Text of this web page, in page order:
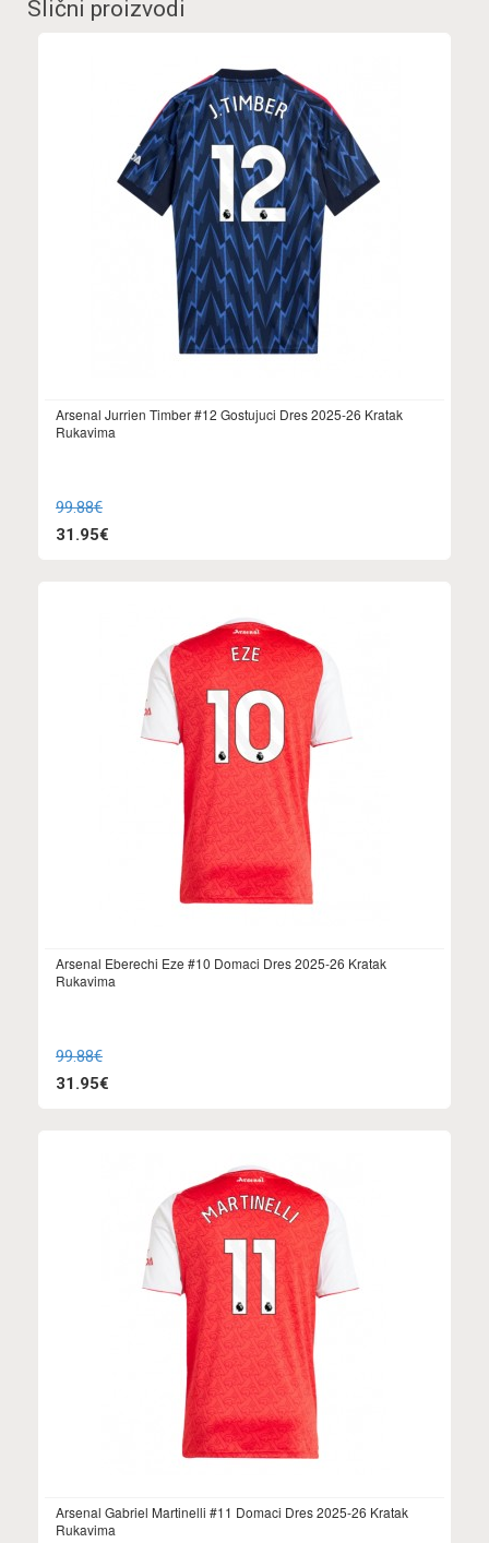
Slični proizvodi
Arsenal Jurrien Timber #12 Gostujuci Dres 2025-26 Kratak
Rukavima
99.88€
31.95€
Arsenal Eberechi Eze #10 Domaci Dres 2025-26 Kratak
Rukavima
99.88€
31.95€
Arsenal Gabriel Martinelli #11 Domaci Dres 2025-26 Kratak
Rukavima